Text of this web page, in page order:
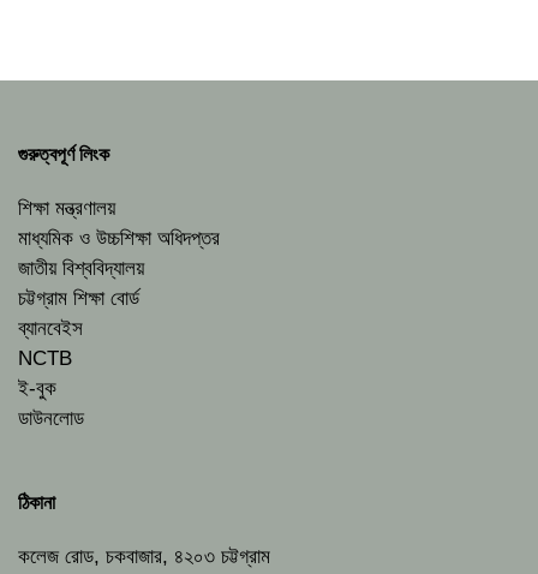
গুরুত্বপূর্ণ লিংক
শিক্ষা মন্ত্রণালয়
মাধ্যমিক ও উচ্চশিক্ষা অধিদপ্তর
জাতীয় বিশ্ববিদ্যালয়
চট্টগ্রাম শিক্ষা বোর্ড
ব্যানবেইস
NCTB
ই-বুক
ডাউনলোড
ঠিকানা
কলেজ রোড, চকবাজার, ৪২০৩ চট্টগ্রাম